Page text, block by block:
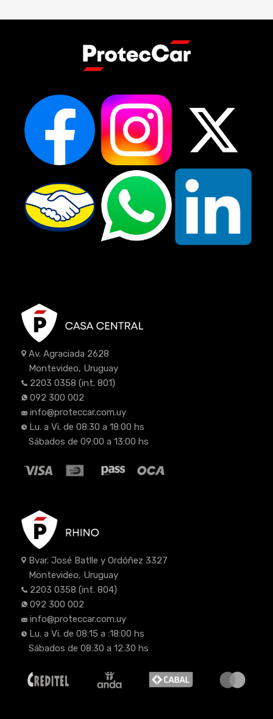
Av. Agraciada 2628
Montevideo, Uruguay
2203 0358 (int. 801)
092 300 002
info@proteccar.com.uy
Lu. a Vi. de 08:30 a 18:00 hs
Sábados de 09:00 a 13:00 hs
Bvar. José Batlle y Ordóñez 3327
Montevideo, Uruguay
2203 0358 (int. 804)
092 300 002
info@proteccar.com.uy
Lu. a Vi. de 08:15 a :18:00 hs
Sábados de 08:30 a 12:30 hs